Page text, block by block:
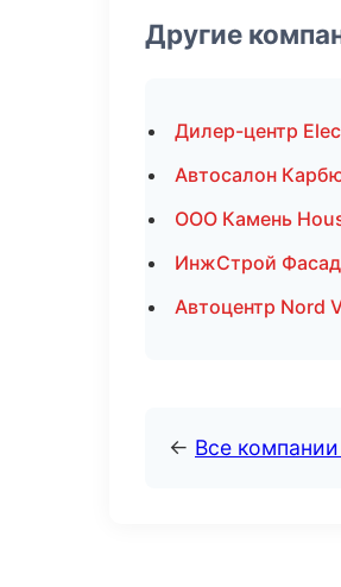
Другие
Дилер-центр
Автосалон
ООО Камень
ИнжСтрой
Автоцентр Nord
← Все